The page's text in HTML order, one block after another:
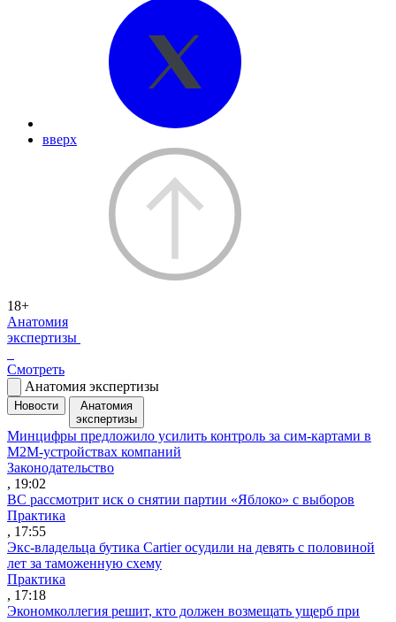
вверх
18+
Анатомия
экспертизы
Смотреть
Анатомия экспертизы
Новости
Анатомия
экспертизы
Минцифры предложило усилить контроль за сим-картами в
M2M-устройствах компаний
Законодательство
, 19:02
ВС рассмотрит иск о снятии партии «Яблоко» с выборов
Практика
, 17:55
Экс-владельца бутика Cartier осудили на девять с половиной
лет за таможенную схему
Практика
, 17:18
Экономколлегия решит, кто должен возмещать ущерб при